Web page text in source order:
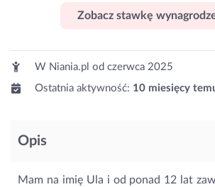
Zobacz stawkę
W Niania.pl od czerwca 2025
Ostatnia aktywność: 10 miesięcy
Opis
Mam na imię Ula i od ponad 12 lat